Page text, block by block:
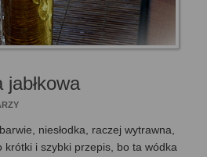
niesłodka, raczej wytrawna,
i szybki przepis, bo ta wódka